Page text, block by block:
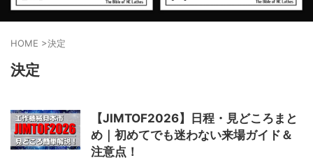
HOME >決定
決定
【JIMTOF2026】日程・見どころまと
め｜初めてでも迷わない来場ガイド＆
注意点！